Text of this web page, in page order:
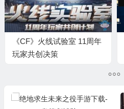
《CF》火线试验室 11周年
玩家共创决策